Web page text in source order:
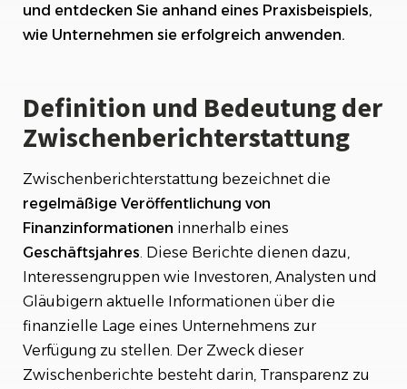
Praxisbeispiel: Anwendung der
Zwischenberichterstattung in Unternehmen
und entdecken Sie anhand eines Praxisbeispiels,
wie Unternehmen sie erfolgreich anwenden.
Definition und Bedeutung der
Zwischenberichterstattung
Zwischenberichterstattung bezeichnet die
regelmäßige Veröffentlichung von
Finanzinformationen innerhalb eines
Geschäftsjahres. Diese Berichte dienen dazu,
Interessengruppen wie Investoren, Analysten und
Gläubigern aktuelle Informationen über die
finanzielle Lage eines Unternehmens zur
Verfügung zu stellen. Der Zweck dieser
Zwischenberichte besteht darin, Transparenz zu